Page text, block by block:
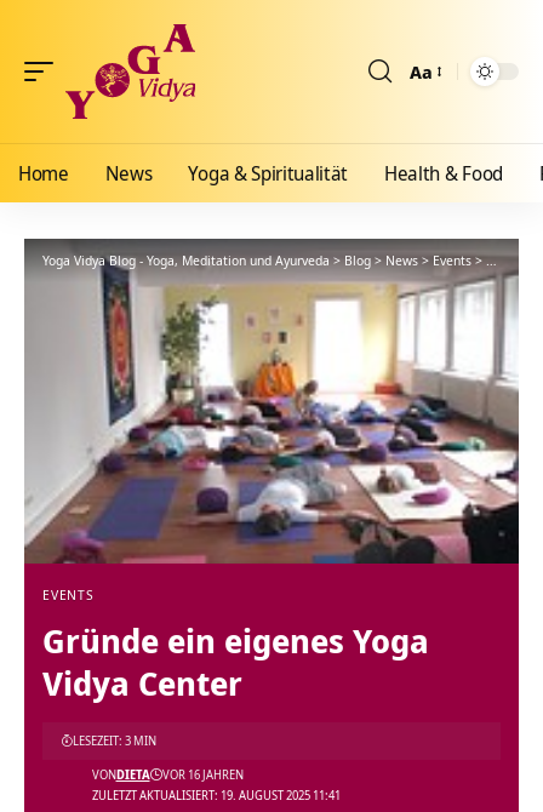
Aa
Home News Yoga & Spiritualität Health & Food
Yoga Vidya Blog - Yoga, Meditation und Ayurveda > Blog > News > Events >Gründe
EVENTS
Gründe ein eigenes Yoga
Vidya Center
ZULETZT AKTUALISIERT: 19. AUGUST 2025 11:41
VONDIETA VOR 16 JAHREN
LESEZEIT: 3 MIN